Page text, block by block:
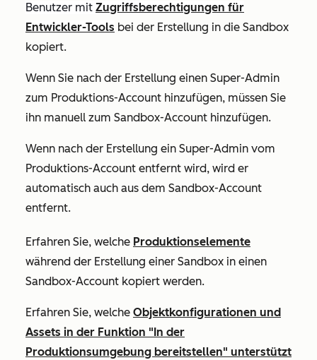
Benutzer mit Zugriffsberechtigungen für
Entwickler-Tools bei der Erstellung in die Sandbox
kopiert.
Wenn Sie nach der Erstellung einen Super-Admin
zum Produktions-Account hinzufügen, müssen Sie
ihn manuell zum Sandbox-Account hinzufügen.
Wenn nach der Erstellung ein Super-Admin vom
Produktions-Account entfernt wird, wird er
automatisch auch aus dem Sandbox-Account
entfernt.
Erfahren Sie, welche Produktionselemente
während der Erstellung einer Sandbox in einen
Sandbox-Account kopiert werden.
Erfahren Sie, welche Objektkonfigurationen und
Assets in der Funktion "In der
Produktionsumgebung bereitstellen" unterstützt